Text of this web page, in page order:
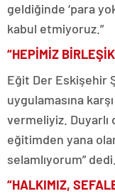
geldiğinde ‘para
kabul etmiyoruz.”
“HEPİMİZ
Eğit Der Eskişehir
uygulamasına
vermeliyiz. Duyarlı
eğitimden yana
selamlıyorum” dedi.
“HALKIMIZ,